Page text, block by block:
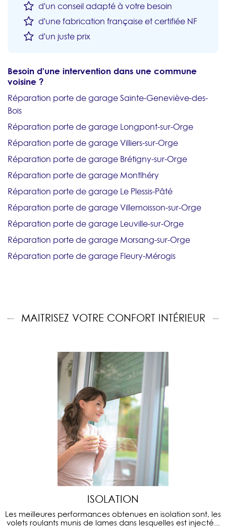
d'un conseil adapté à votre besoin
d'une fabrication française et certifiée NF
d'un juste prix
Besoin d'une intervention dans une commune
voisine ?
Réparation porte de garage Sainte-Geneviève-des-
Bois
Réparation porte de garage Longpont-sur-Orge
Réparation porte de garage Villiers-sur-Orge
Réparation porte de garage Brétigny-sur-Orge
Réparation porte de garage Montlhéry
Réparation porte de garage Le Plessis-Pâté
Réparation porte de garage Villemoisson-sur-Orge
Réparation porte de garage Leuville-sur-Orge
Réparation porte de garage Morsang-sur-Orge
Réparation porte de garage Fleury-Mérogis
MAITRISEZ VOTRE CONFORT INTÉRIEUR
ISOLATION
Les meilleures performances obtenues en isolation sont, les
volets roulants munis de lames dans lesquelles est injecté...